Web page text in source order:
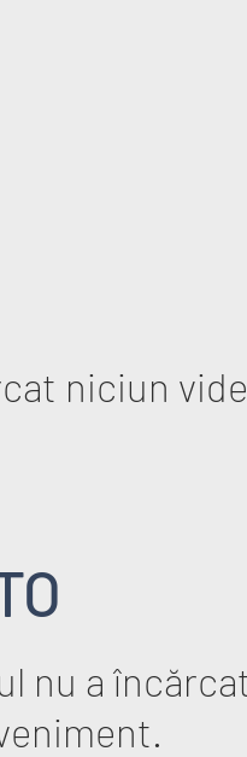
niciun
nu a